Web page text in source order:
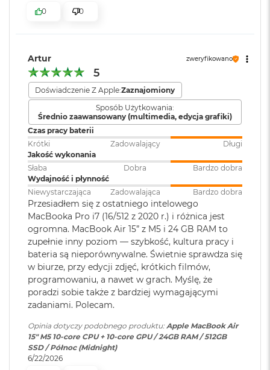
A
r
2
5
6
G
B
M
a
c
o
o
k
A
i
r
5
1
2
G
B
M
a
c
B
o
o
Apple M5
Apple M5 (10-rdzeniowy procesor CPU + 10-rdzeniowy procesor
GPU + 16-rdzeniowy system Neural Engine)
Akceleratory Neural Accelerator
Sprzętowa akceleracja ray tracingu
153 GB/s przepustowości pamięci
Silnik multimedialny
Sprzętowa akceleracja obsługi H.264, HEVC, ProRes i ProRes RAW
Silnik dekodowania wideo
Silnik kodowania wideo
Silnik kodujący i dekodujący format ProRes
Dekoder AV1
Ładowanie i rozbudowa
Klawiatura
numeryczna
Podświetlana
klawiatura:
TAK
Touch ID TAK
Obsługa
wyświetlaczy:
Obsługa maks. dwóch
wyświetlaczy zewnętrznych do
6K przy 60 Hz lub jednego
wyświetlacza do 8K przy 60 Hz.
Odtwarzanie wideo: Obsługiwane formaty: m.in.
HEVC,H.264, AV1 i ProRes; HDR z
Dolby Vision, HDR10 i HLG
Odtwarzanie
dźwięku:
Obsługiwane formaty: m.in.
0
0
Artur zweryfikowano
5
Doświadczenie Z Apple:Zaznajomiony
Sposób Użytkowania:
Średnio zaawansowany (multimedia, edycja grafiki)
Czas pracy baterii
Krótki
Zadowalający
Długi
Jakość wykonania
Słaba
Dobra
Bardzo dobra
Wydajność i płynność
Niewystarczająca
Zadowalająca Bardzo dobra
Przesiadłem się z ostatniego intelowego
MacBooka Pro i7 (16/512 z 2020 r.) i różnica jest
ogromna. MacBook Air 15” z M5 i 24 GB RAM to
zupełnie inny poziom — szybkość, kultura pracy i
bateria są nieporównywalne. Świetnie sprawdza się
w biurze, przy edycji zdjęć, krótkich filmów,
programowaniu, a nawet w grach. Myślę, że
poradzi sobie także z bardziej wymagającymi
zadaniami. Polecam.
Opinia dotyczy podobnego produktu:Apple MacBook Air
15" M5 10‑core CPU + 10‑core GPU / 24GB RAM / 512GB
SSD / Północ (Midnight)
6/22/2026